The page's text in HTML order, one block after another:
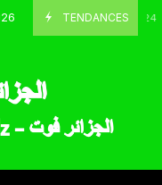
TENDANCES
Octobre 8, 2024 قسنطينة